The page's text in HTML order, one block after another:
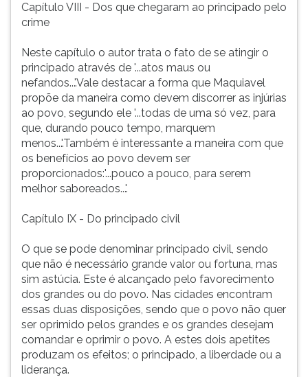
Capítulo VIII - Dos que chegaram ao principado pelo
crime
Neste capítulo o autor trata o fato de se atingir o
principado através de '...atos maus ou
nefandos...'.Vale destacar a forma que Maquiavel
propõe da maneira como devem discorrer as injúrias
ao povo, segundo ele '...todas de uma só vez, para
que, durando pouco tempo, marquem
menos...'.Também é interessante a maneira com que
os benefícios ao povo devem ser
proporcionados:'...pouco a pouco, para serem
melhor saboreados...'.
Capítulo IX - Do principado civil
O que se pode denominar principado civil, sendo
que não é necessário grande valor ou fortuna, mas
sim astúcia. Este é alcançado pelo favorecimento
dos grandes ou do povo. Nas cidades encontram
essas duas disposições, sendo que o povo não quer
ser oprimido pelos grandes e os grandes desejam
comandar e oprimir o povo. A estes dois apetites
produzam os efeitos; o principado, a liberdade ou a
liderança.